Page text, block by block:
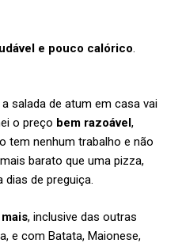
e pouco calórico
salada de atum em casa vai
o preço bem razoável,
tem nenhum trabalho e não
barato que uma pizza,
de preguiça.
, inclusive das outras
e com Batata, Maionese,